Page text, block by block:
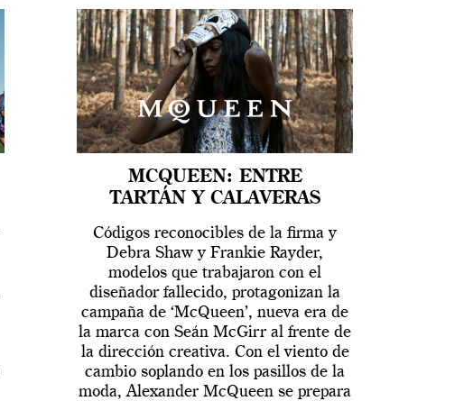
MCQUEEN: ENTRE
TARTÁN Y CALAVERAS
Códigos reconocibles de la firma y
Debra Shaw y Frankie Rayder,
modelos que trabajaron con el
diseñador fallecido, protagonizan la
campaña de ‘McQueen’, nueva era de
la marca con Seán McGirr al frente de
la dirección creativa. Con el viento de
cambio soplando en los pasillos de la
moda, Alexander McQueen se prepara